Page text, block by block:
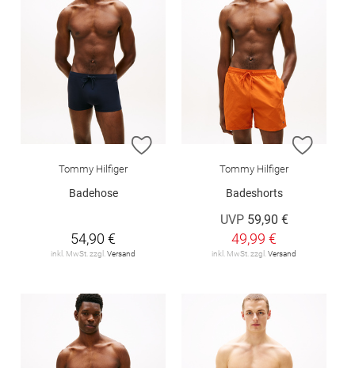
ZUR WUNSCHLISTE HINZUFÜGEN
Tommy Hilfiger
Badehose
54,90 €
inkl. MwSt. zzgl. Versand
ZUR
Tommy Hilfiger
Badeshorts
UVP 59,90 €
49,99 €
inkl. MwSt. zzgl. Versand